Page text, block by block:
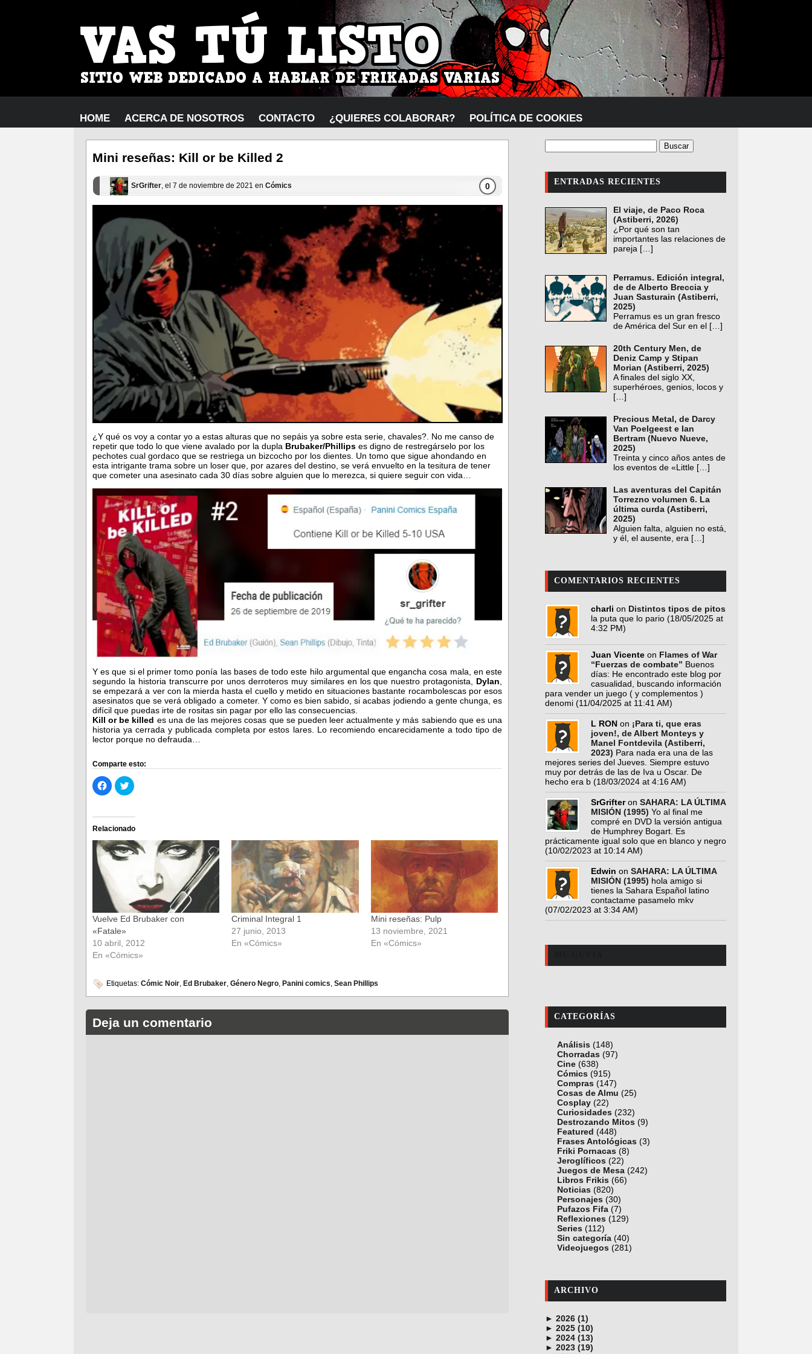
HOME ACERCA DE NOSOTROS CONTACTO ¿QUIERES COLABORAR? POLÍTICA DE COOKIES
Mini reseñas: Kill or be Killed 2
SrGrifter, el 7 de noviembre de 2021 en Cómics 0
¿Y qué os voy a contar yo a estas alturas que no sepáis ya sobre esta serie, chavales?. No me canso de
repetir que todo lo que viene avalado por la dupla Brubaker/Phillips es digno de restregárselo por los
pechotes cual gordaco que se restriega un bizcocho por los dientes. Un tomo que sigue ahondando en
esta intrigante trama sobre un loser que, por azares del destino, se verá envuelto en la tesitura de tener
que cometer una asesinato cada 30 días sobre alguien que lo merezca, si quiere seguir con vida…
Y es que si el primer tomo ponía las bases de todo este hilo argumental que engancha cosa mala, en este
segundo la historia transcurre por unos derroteros muy similares en los que nuestro protagonista, Dylan
se empezará a ver con la mierda hasta el cuello y metido en situaciones bastante rocambolescas por esos
asesinatos que se verá obligado a cometer. Y como es bien sabido, si acabas jodiendo a gente chunga, es
difícil que puedas irte de rositas sin pagar por ello las consecuencias.
Kill or be killed es una de las mejores cosas que se pueden leer actualmente y más sabiendo que es una
historia ya cerrada y publicada completa por estos lares. Lo recomiendo encarecidamente a todo tipo de
lector porque no defrauda…
Comparte esto:
Haz
clic
para
Facebook
(Se
abre
en
una
ventana
nueva)
Haz
clic
Twitter
(Se
abre
en
una
ventana
Relacionado
Vuelve Ed Brubaker con
«Fatale»
10 abril, 2012
En «Cómics»
Criminal Integral 1
27 junio, 2013
En «Cómics»
Mini reseñas: Pulp
13 noviembre, 2021
En «Cómics»
Etiquetas: Cómic Noir, Ed Brubaker, Género Negro, Panini comics, Sean Phillips
Deja un comentario
ENTRADAS RECIENTES
El viaje, de Paco Roca
(Astiberri, 2026)
¿Por qué son tan
importantes las relaciones de
pareja […]
Perramus. Edición integral,
de de Alberto Breccia y
Juan Sasturain (Astiberri,
2025)
Perramus es un gran fresco
de América del Sur en el […]
20th Century Men, de
Deniz Camp y Stipan
Morian (Astiberri, 2025)
A finales del siglo XX,
superhéroes, genios, locos y
[…]
Precious Metal, de Darcy
Van Poelgeest e Ian
Bertram (Nuevo Nueve,
2025)
Treinta y cinco años antes de
los eventos de «Little […]
Las aventuras del Capitán
Torrezno volumen 6. La
última curda (Astiberri,
2025)
Alguien falta, alguien no está,
y él, el ausente, era […]
COMENTARIOS RECIENTES
charli on Distintos tipos de pitos
la puta que lo pario (18/05/2025 at
4:32 PM)
Juan Vicente on Flames of War
“Fuerzas de combate” Buenos
días: He encontrado este blog por
casualidad, buscando información
para vender un juego ( y complementos )
denomi (11/04/2025 at 11:41 AM)
L RON on ¡Para ti, que eras
joven!, de Albert Monteys y
Manel Fontdevila (Astiberri,
2023) Para nada era una de las
mejores series del Jueves. Siempre estuvo
muy por detrás de las de Iva u Oscar. De
hecho era b (18/03/2024 at 4:16 AM)
SrGrifteron SAHARA: LA ÚLTIMA
MISIÓN (1995) Yo al final me
compré en DVD la versión antigua
de Humphrey Bogart. Es
prácticamente igual solo que en blanco y negro
(10/02/2023 at 10:14 AM)
Edwin on SAHARA: LA ÚLTIMA
MISIÓN (1995) hola amigo si
tienes la Sahara Español latino
contactame pasamelo mkv
(07/02/2023 at 3:34 AM)
CATEGORÍAS
Análisis (148)
Chorradas (97)
Cine (638)
Cómics (915)
Compras (147)
Cosas de Almu (25)
Cosplay (22)
Curiosidades (232)
Destrozando Mitos (9)
Featured (448)
Frases Antológicas (3)
Friki Pornacas (8)
Jeroglíficos (22)
Juegos de Mesa (242)
Libros Frikis (66)
Noticias (820)
Personajes (30)
Pufazos Fifa (7)
Reflexiones (129)
Series (112)
Sin categoría (40)
Videojuegos (281)
ARCHIVO
► 2026 (1)
junio (1)
► 2025 (10)
noviembre (1)
octubre (1)
► 2024 (13)
diciembre (4)
► 2023 (19)